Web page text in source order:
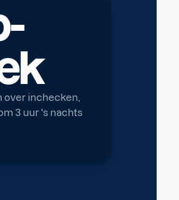
over inchecken,
3 uur 's nachts